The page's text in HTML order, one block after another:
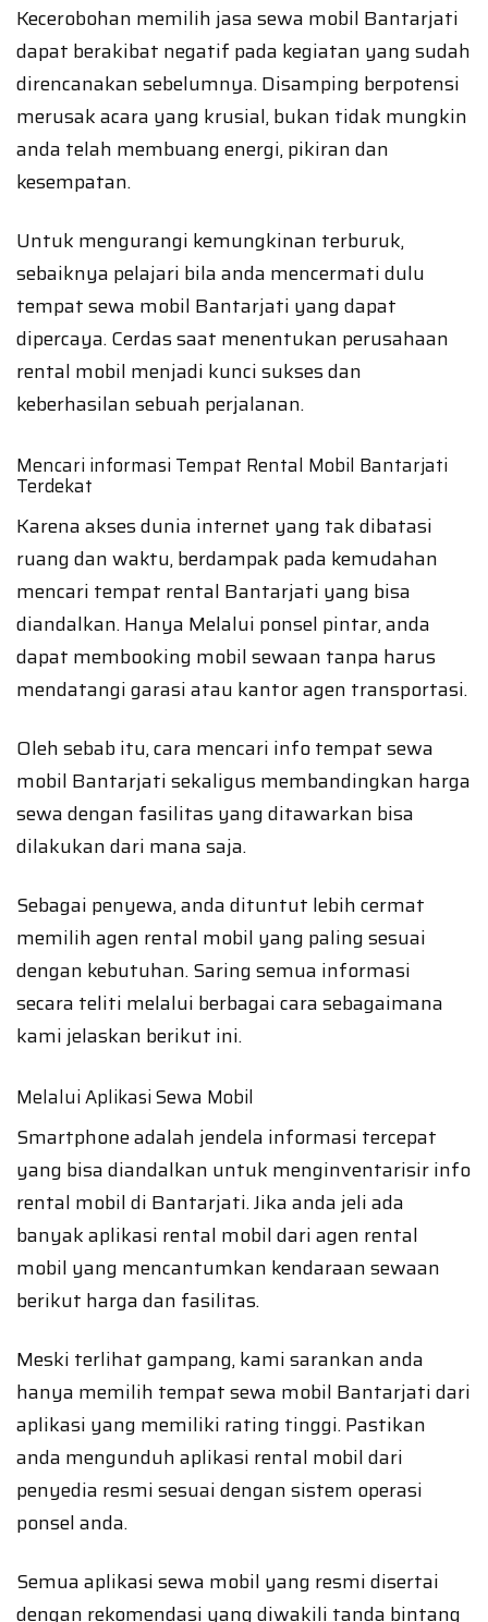
Kecerobohan memilih jasa sewa mobil Bantarjati
dapat berakibat negatif pada kegiatan yang sudah
direncanakan sebelumnya. Disamping berpotensi
merusak acara yang krusial, bukan tidak mungkin
anda telah membuang energi, pikiran dan
kesempatan.
Untuk mengurangi kemungkinan terburuk,
sebaiknya pelajari bila anda mencermati dulu
tempat sewa mobil Bantarjati yang dapat
dipercaya. Cerdas saat menentukan perusahaan
rental mobil menjadi kunci sukses dan
keberhasilan sebuah perjalanan.
Mencari informasi Tempat Rental Mobil Bantarjati
Terdekat
Karena akses dunia internet yang tak dibatasi
ruang dan waktu, berdampak pada kemudahan
mencari tempat rental Bantarjati yang bisa
diandalkan. Hanya Melalui ponsel pintar, anda
dapat membooking mobil sewaan tanpa harus
mendatangi garasi atau kantor agen transportasi.
Oleh sebab itu, cara mencari info tempat sewa
mobil Bantarjati sekaligus membandingkan harga
sewa dengan fasilitas yang ditawarkan bisa
dilakukan dari mana saja.
Sebagai penyewa, anda dituntut lebih cermat
memilih agen rental mobil yang paling sesuai
dengan kebutuhan. Saring semua informasi
secara teliti melalui berbagai cara sebagaimana
kami jelaskan berikut ini.
Melalui Aplikasi Sewa Mobil
Smartphone adalah jendela informasi tercepat
yang bisa diandalkan untuk menginventarisir info
rental mobil di Bantarjati. Jika anda jeli ada
banyak aplikasi rental mobil dari agen rental
mobil yang mencantumkan kendaraan sewaan
berikut harga dan fasilitas.
Meski terlihat gampang, kami sarankan anda
hanya memilih tempat sewa mobil Bantarjati dari
aplikasi yang memiliki rating tinggi. Pastikan
anda mengunduh aplikasi rental mobil dari
penyedia resmi sesuai dengan sistem operasi
ponsel anda.
Semua aplikasi sewa mobil yang resmi disertai
dengan rekomendasi yang diwakili tanda bintang